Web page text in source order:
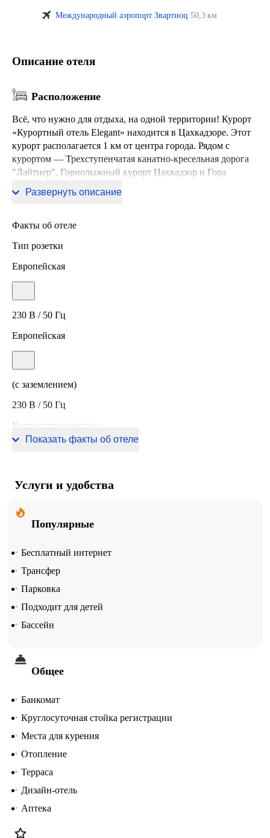
Международный аэропорт Звартноц 50,3 км
Описание отеля
Расположение
Всё, что нужно для отдыха, на одной территории! Курорт
«Курортный отель Elegant» находится в Цахкадзоре. Этот
курорт располагается 1 км от центра города. Рядом с
курортом — Трехступенчатая канатно-кресельная дорога
"Лайтнер", Горнолыжный курорт Цахкадзор и Гора
Тегенис 2851 метр.
Развернуть описание
Факты об отеле
Тип розетки
Европейская
230 В / 50 Гц
Европейская
(с заземлением)
230 В / 50 Гц
Количество номеров
Показать факты об отеле
Услуги и удобства
Популярные
Бесплатный интернет
Трансфер
Парковка
Подходит для детей
Бассейн
Общее
Банкомат
Круглосуточная стойка регистрации
Места для курения
Отопление
Терраса
Дизайн-отель
Аптека